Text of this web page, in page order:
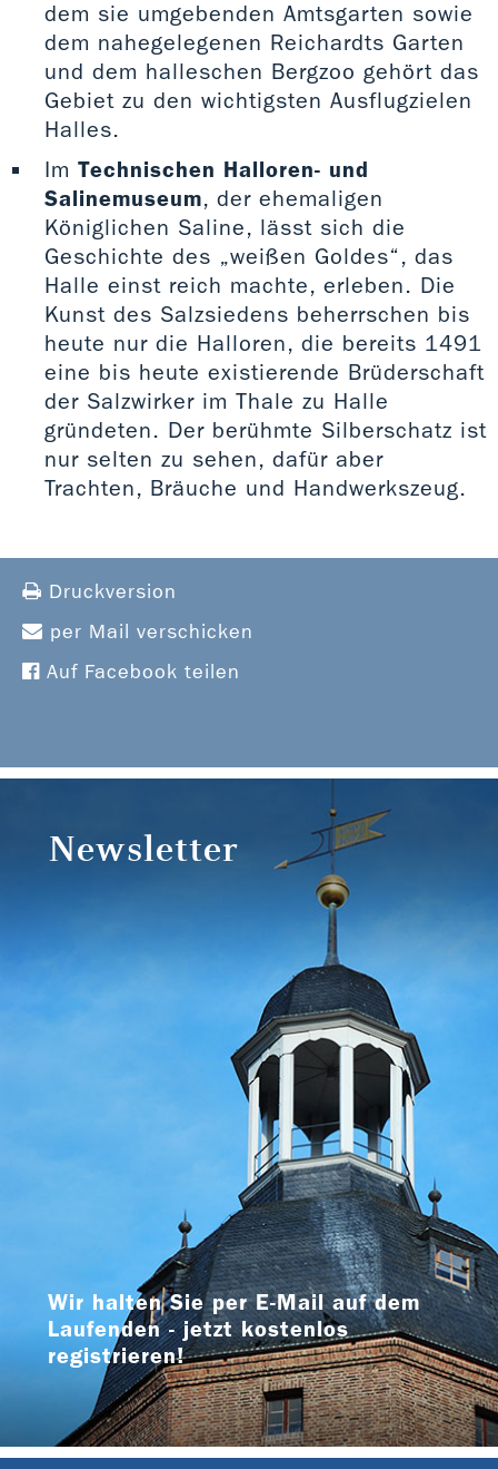
dem sie umgebenden Amtsgarten sowie
dem nahegelegenen Reichardts Garten
und dem halleschen Bergzoo gehört das
Gebiet zu den wichtigsten Ausflugzielen
Halles.
Im Technischen Halloren- und
Salinemuseum, der ehemaligen
Königlichen Saline, lässt sich die
Geschichte des „weißen Goldes“, das
Halle einst reich machte, erleben. Die
Kunst des Salzsiedens beherrschen bis
heute nur die Halloren, die bereits 1491
eine bis heute existierende Brüderschaft
der Salzwirker im Thale zu Halle
gründeten. Der berühmte Silberschatz ist
nur selten zu sehen, dafür aber
Trachten, Bräuche und Handwerkszeug.
Druckversion
per Mail verschicken
Auf Facebook teilen
Newsletter
Wir halten Sie per E-Mail auf dem
Laufenden - jetzt kostenlos
registrieren!